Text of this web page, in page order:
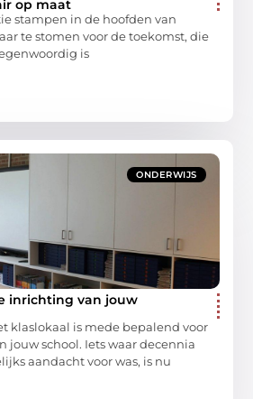
op maat
stampen in de hoofden van
te stomen voor de toekomst, die
is
ONDERWIJS
inrichting van jouw
klaslokaal is mede bepalend voor
jouw school. Iets waar decennia
aandacht voor was, is nu